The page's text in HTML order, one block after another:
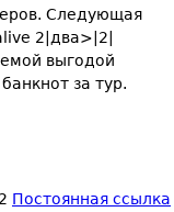
Следующая
2|два>|2|
выгодой
за тур.
Постоянная ссылка